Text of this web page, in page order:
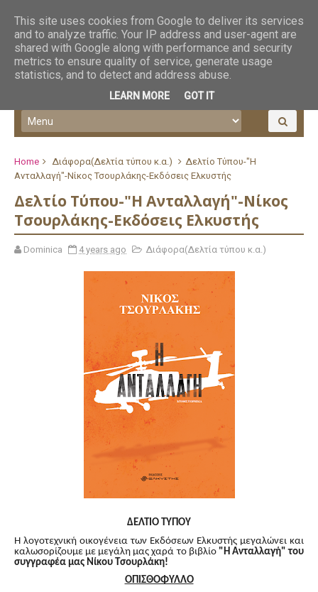
Home Διάφορα(Δελτία τύπου κ.α.)
Δελτίο Τύπου-"Η
Ανταλλαγή"-Νίκος Τσουρλάκης-Εκδόσεις Ελκυστής
Δελτίο Τύπου-"Η Ανταλλαγή"-Νίκος
Τσουρλάκης-Εκδόσεις Ελκυστής
Dominica 4 years ago Διάφορα(Δελτία τύπου κ.α.)
ΔΕΛΤΙΟ ΤΥΠΟΥ
Η λογοτεχνική οικογένεια των Εκδόσεων Ελκυστής μεγαλώνει και
καλωσορίζουμε με μεγάλη μας χαρά το βιβλίο "Η Ανταλλαγή" του
συγγραφέα μας Νίκου Τσουρλάκη!
ΟΠΙΣΘΟΦΥΛΛΟ
This site uses cookies from Google to deliver its services
and to analyze traffic. Your IP address and user-agent are
shared with Google along with performance and security
metrics to ensure quality of service, generate usage
statistics, and to detect and address abuse.
LEARN MORE GOT IT